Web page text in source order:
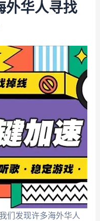
外华人寻找
们发现许多海外华人